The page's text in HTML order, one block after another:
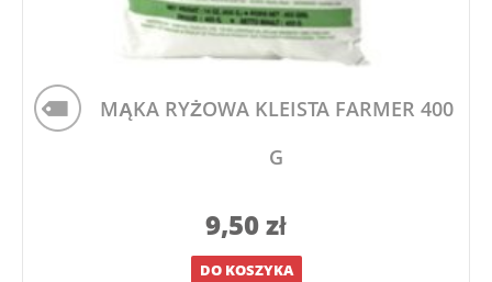
MĄKA RYŻOWA KLEISTA FARMER 400
G
9,50zł
DO KOSZYKA